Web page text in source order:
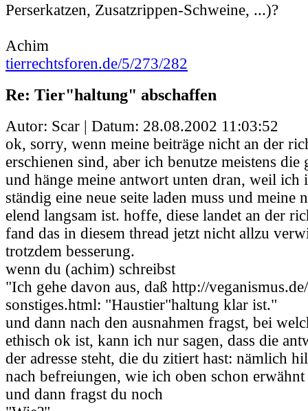
Perserkatzen, Zusatzrippen-Schweine, ...)?
Achim
tierrechtsforen.de/5/273/282
Re: Tier"haltung" abschaffen
Autor: Scar | Datum: 28.08.2002 11:03:52
ok, sorry, wenn meine beiträge nicht an der
erschienen sind, aber ich benutze meistens die
und hänge meine antwort unten dran, weil ich
ständig eine neue seite laden muss und meine
elend langsam ist. hoffe, diese landet an der
fand das in diesem thread jetzt nicht allzu
trotzdem besserung.
wenn du (achim) schreibst
"Ich gehe davon aus, daß http://
sonstiges.html: "Haustier"haltung klar ist."
und dann nach den ausnahmen fragst, bei
ethisch ok ist, kann ich nur sagen, dass die
der adresse steht, die du zitiert hast: nämlich
nach befreiungen, wie ich oben schon erwähnt
und dann fragst du noch